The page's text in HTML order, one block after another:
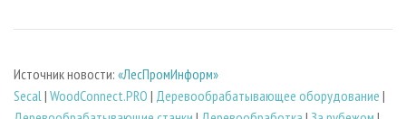
Источник новости: «ЛесПромИнформ»
Secal | WoodConnect.PRO | Деревообрабатывающее оборудование |